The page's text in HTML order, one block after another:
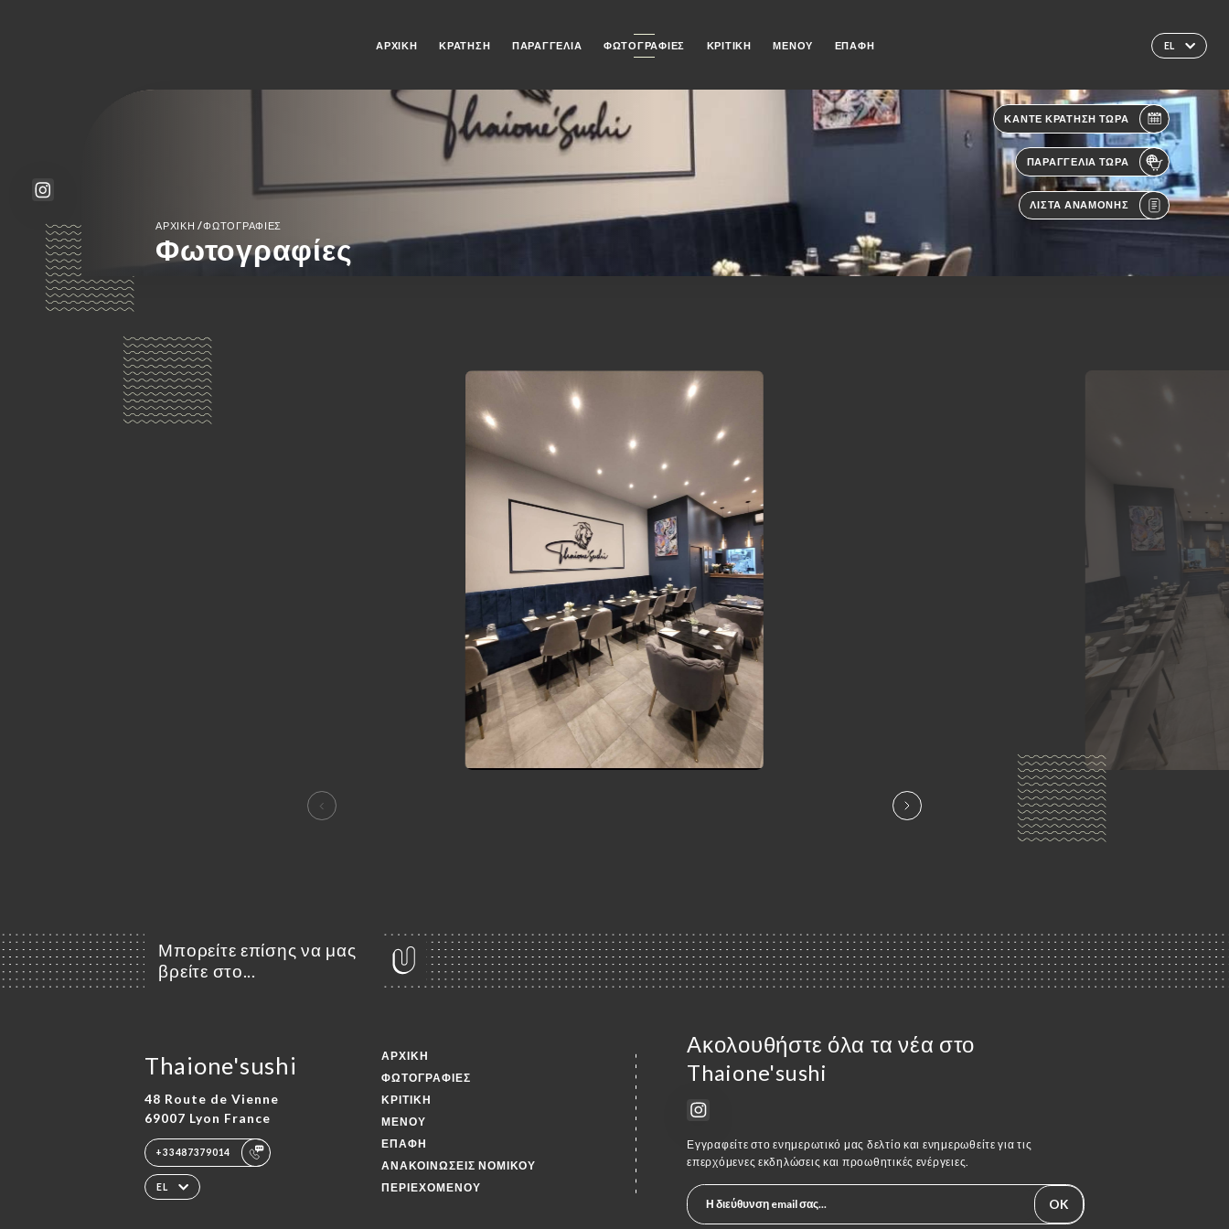
EL
ΑΡΧΙΚΉ ΚΡΆΤΗΣΗ ΠΑΡΑΓΓΕΛΊΑ ΦΩΤΟΓΡΑΦΊΕΣ ΚΡΙΤΙΚΉ ΜΕΝΟΎ ΕΠΑΦΉ
ΚΆΝΤΕ ΚΡΆΤΗΣΗ ΤΏΡΑ
ΠΑΡΑΓΓΕΛΊΑ ΤΏΡΑ
ΛΊΣΤΑ ΑΝΑΜΟΝΉΣ
ΑΡΧΙΚΉ/ΦΩΤΟΓΡΑΦΊΕΣ
Φωτογραφίες
Μπορείτε επίσης να μας
βρείτε στο...
Thaione'sushi
48 Route de Vienne
69007 Lyon France
+33487379014
EL
ΑΡΧΙΚΉ
ΦΩΤΟΓΡΑΦΊΕΣ
ΚΡΙΤΙΚΉ
ΜΕΝΟΎ
ΕΠΑΦΉ
ΑΝΑΚΟΙΝΏΣΕΙΣ ΝΟΜΙΚΟΎ
ΠΕΡΙΕΧΟΜΈΝΟΥ
Ακολουθήστε όλα τα νέα στο
Thaione'sushi
Εγγραφείτε στο ενημερωτικό μας δελτίο και ενημερωθείτε για τις
επερχόμενες εκδηλώσεις και προωθητικές ενέργειες.
OK